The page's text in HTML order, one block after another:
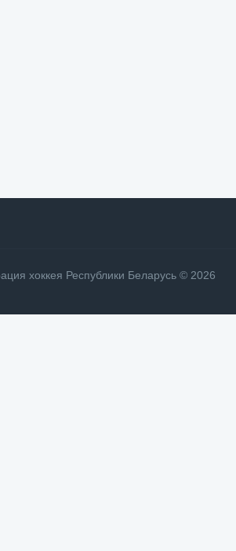
хоккея Республики Беларусь © 2026